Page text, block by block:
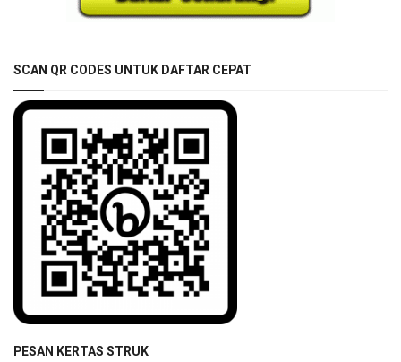
SCAN QR CODES UNTUK DAFTAR CEPAT
PESAN KERTAS STRUK